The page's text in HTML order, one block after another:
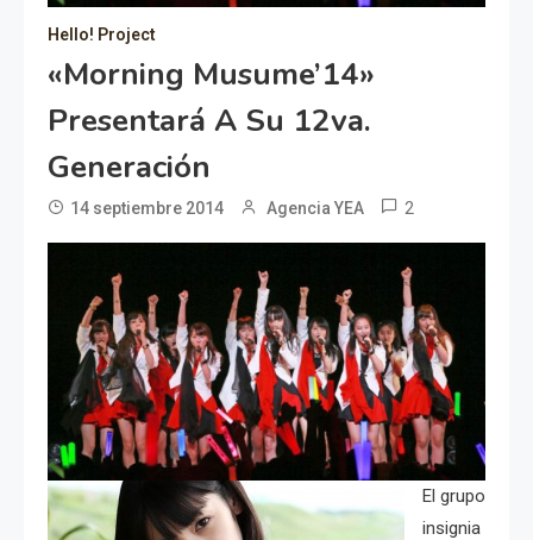
Hello! Project
«Morning Musume’14»
Presentará A Su 12va.
Generación
14 septiembre 2014 Agencia YEA 2
El grupo
insignia